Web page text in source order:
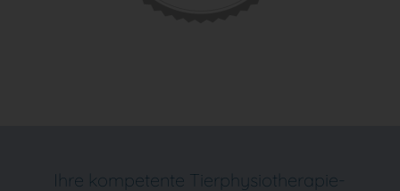
Ihre kompetente Tierphysiotherapie-